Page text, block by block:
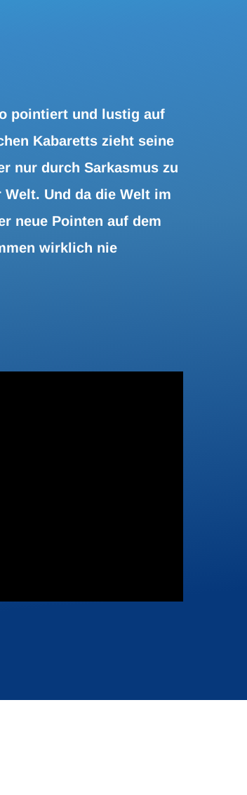
pointiert und lustig auf
Kabaretts zieht seine
nur durch Sarkasmus zu
Und da die Welt im
neue Pointen auf dem
wirklich nie